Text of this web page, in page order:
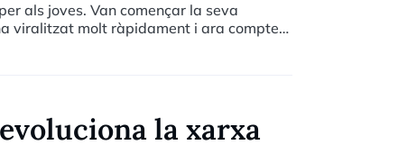
als joves. Van començar la seva
viralitzat molt ràpidament i ara compten
s’ho esperaven quan van
la xarxa